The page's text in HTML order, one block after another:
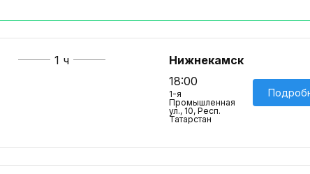
1 ч
Нижнекамск
18:00
1-я
Промышленная
ул., 10, Респ.
Татарстан